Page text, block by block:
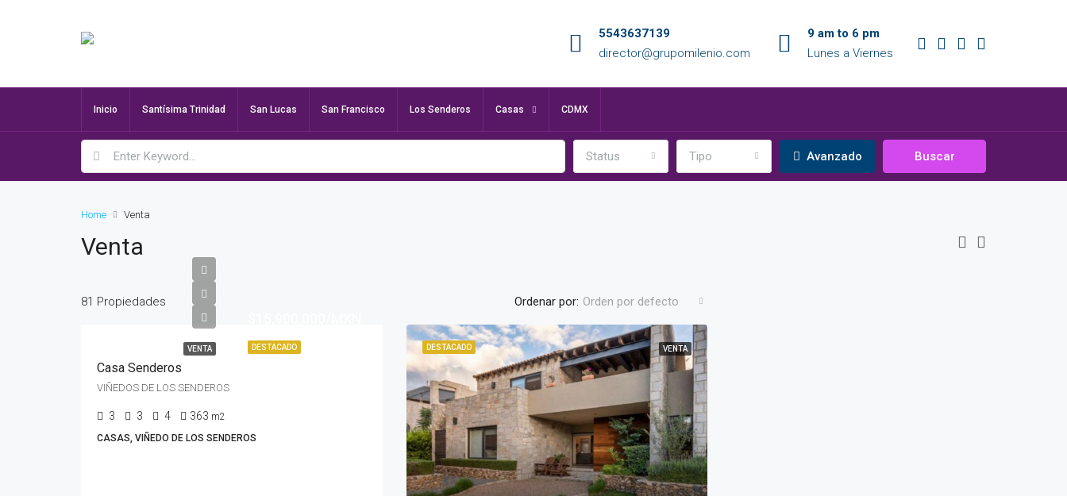
5543637139
director@grupomilenio.com
9 am to 6 pm
Lunes a Viernes
Inicio Santísima Trinidad San Lucas San Francisco Los Senderos Casas CDMX
Status Tipo Avanzado Buscar
Home Venta
Venta
81 Propiedades Ordenar por: Orden por defecto
DESTACADO
VENTA
Casa Senderos
VIÑEDOS DE LOS SENDEROS
3 3 4 363 m2
CASAS, VIÑEDO DE LOS SENDEROS
DESTACADO VENTA